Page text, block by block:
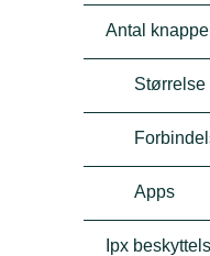
Antal
Størrelse
Apps
Ipx